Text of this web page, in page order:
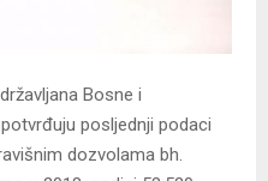
Bosne i
posljednji podaci
dozvolama bh.